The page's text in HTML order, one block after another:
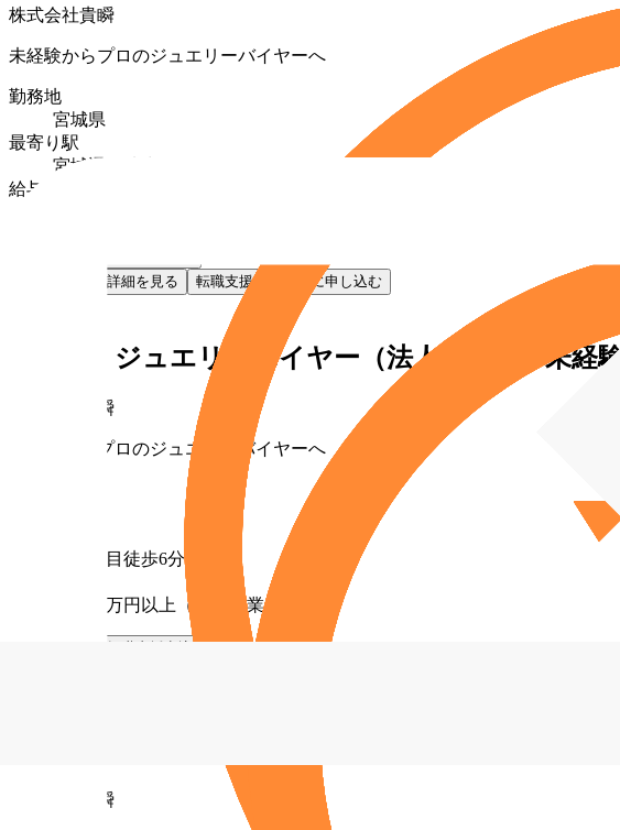
株式会社貴瞬
未経験からプロのジュエリーバイヤーへ
勤務地
宮城県
最寄り駅
宮城通駅徒歩7分
給与
詳細を見る 転職支援サービスに申し込む
【札幌】ジュエリーバイヤー（法人営業）◆未経
株式会社貴瞬
未経験からプロのジュエリーバイヤーへ
西11丁目徒歩6分
月給30万円以上（固定残業代含む）
転職支援申込
【福岡】ジュエリーバイヤー（法人営業）◆未経
株式会社貴瞬